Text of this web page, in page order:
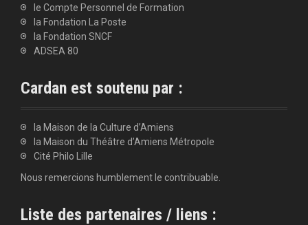
le Compte Personnel de Formation
la Fondation La Poste
la Fondation SNCF
ADSEA 80
Cardan est soutenu par :
la Maison de la Culture d’Amiens
la Maison du Théâtre d’Amiens Métropole
Cité Philo Lille
Nous remercions humblement le contribuable.
Liste des partenaires / liens :